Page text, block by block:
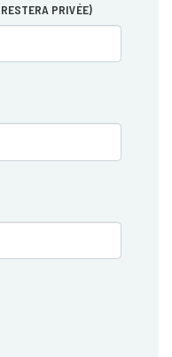
PRIVÉE)